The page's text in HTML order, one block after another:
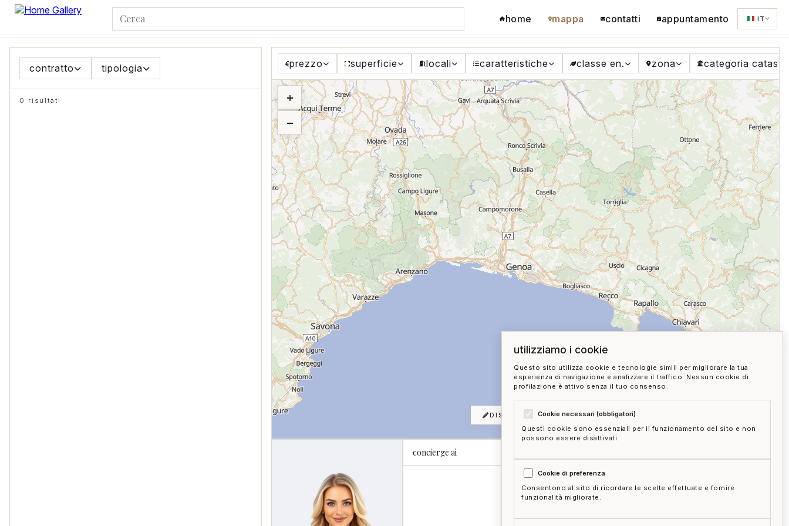
home mappa contatti appuntamento IT
contratto tipologia
0 risultati
prezzo superficie locali caratteristiche classe en. zona categoria
+
−
DISEGNA SU MAPPA
concierge ai
utilizziamo i cookie
Questo sito utilizza cookie e tecnologie simili per migliorare la tua
esperienza di navigazione e analizzare il traffico. Nessun cookie di
profilazione è attivo senza il tuo consenso.
Cookie necessari (obbligatori)
Questi cookie sono essenziali per il funzionamento del sito e non
possono essere disattivati.
Cookie di preferenza
Consentono al sito di ricordare le scelte effettuate e fornire
funzionalità migliorate.